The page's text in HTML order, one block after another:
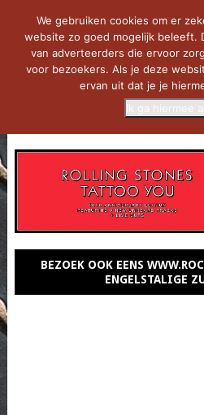
BEZOEK OOK EENS
ENGELSTALIGE
We gebruiken cookies om er
website zo goed mogelijk beleeft.
van adverteerders die ervoor
voor bezoekers. Als je deze
ervan uit dat je je
Ik ga hiermee